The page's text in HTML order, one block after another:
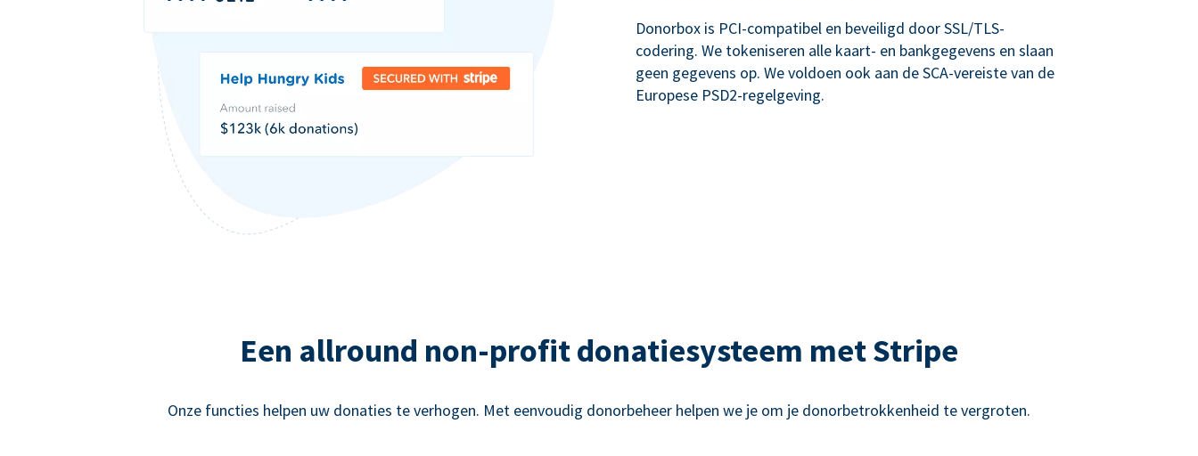
Donorbox is PCI-compatibel en beveiligd door SSL/TLS-
codering. We tokeniseren alle kaart- en bankgegevens en slaan
geen gegevens op. We voldoen ook aan de SCA-vereiste van de
Europese PSD2-regelgeving.
Een allround non-profit donatiesysteem met Stripe
Onze functies helpen uw donaties te verhogen. Met eenvoudig donorbeheer helpen we je om je donorbetrokkenheid te vergroten.